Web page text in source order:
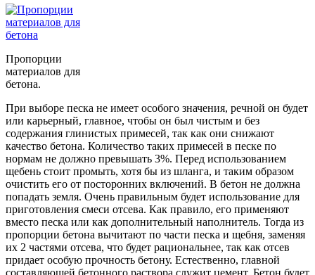
Пропорции
материалов для
бетона.
При выборе песка не имеет особого значения, речной он будет
или карьерный, главное, чтобы он был чистым и без
содержания глинистых примесей, так как они снижают
качество бетона. Количество таких примесей в песке по
нормам не должно превышать 3%. Перед использованием
щебень стоит промыть, хотя бы из шланга, и таким образом
очистить его от посторонних включений. В бетон не должна
попадать земля. Очень правильным будет использование для
приготовления смеси отсева. Как правило, его применяют
вместо песка или как дополнительный наполнитель. Тогда из
пропорции бетона вычитают по части песка и щебня, заменяя
их 2 частями отсева, что будет рациональнее, так как отсев
придает особую прочность бетону. Естественно, главной
составляющей бетонного раствора служит цемент. Бетон будет